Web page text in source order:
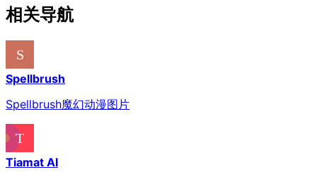
相关导航
Spellbrush
Spellbrush魔幻动漫图片
Tiamat AI